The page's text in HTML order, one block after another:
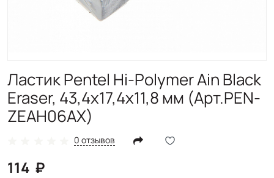
Ластик Pentel Hi-Polymer Ain Black
Eraser, 43,4х17,4х11,8 мм (Арт.PEN-
ZEAH06AX)
0 отзывов
114